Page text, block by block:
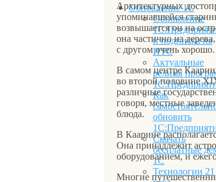
Обновление 1С
Обновление
и подписка на
ИТС
Актуальные
релизы
Как
обновить
Скачать
бесплатные
1С
Технологии 21
Архитектурных
упоминавшейся
возвышается он на
она частично из
с другом очень хорошо.
В самом центре
во второй половине
различные
говоря, местные
блюда.
В Каарине
Она принадлежит
оборудованием, и
Многие